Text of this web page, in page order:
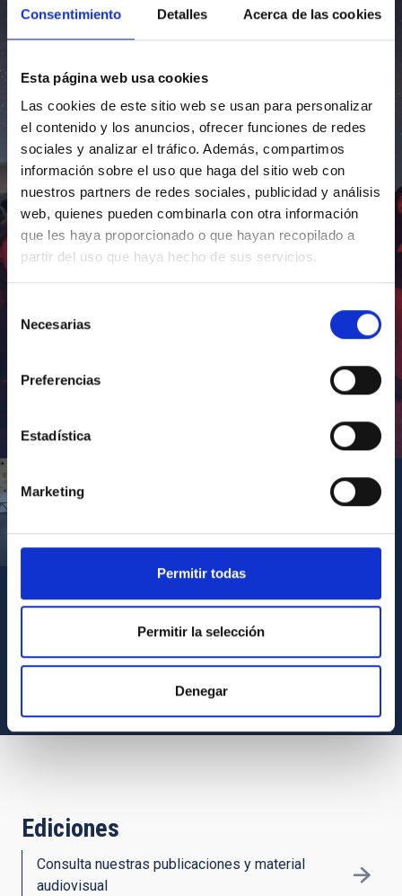
Consentimiento Detalles Acerca de las cookies
Esta página web usa cookies
Las cookies de este sitio web se usan para personalizar
el contenido y los anuncios, ofrecer funciones de redes
sociales y analizar el tráfico. Además, compartimos
información sobre el uso que haga del sitio web con
nuestros partners de redes sociales, publicidad y análisis
web, quienes pueden combinarla con otra información
que les haya proporcionado o que hayan recopilado a
partir del uso que haya hecho de sus servicios.
Necesarias
Preferencias
Estadística
Marketing
Permitir todas
Permitir la selección
Denegar
Inauguración de CosmoLab 2023-2027
Visita del Presidente de Canarias al IACTEC
Ediciones
Consulta nuestras publicaciones y material
audiovisual